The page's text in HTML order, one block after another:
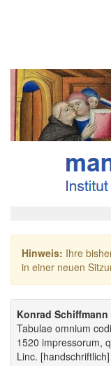
Hinweis: Ihre
in einer neuen
Konrad Schiffmann
Tabulae omnium
1520 impressorum,
Linc. [handschriftlich]